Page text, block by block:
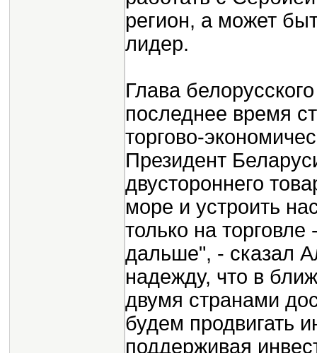
регион, а может
лидер.
Глава
последнее время
торгово-
Президент
двустороннего
море и устроить
только на
дальше", - сказал
надежду, что в
двумя странами
будем продвигать
поддерживая